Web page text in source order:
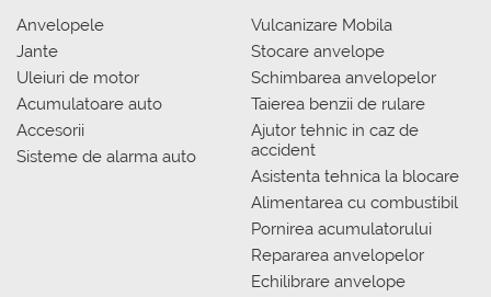
Anvelopele
Jante
Uleiuri de motor
Acumulatoare auto
Accesorii
Sisteme de alarma auto
Vulcanizare Mobila
Stocare anvelope
Schimbarea anvelopelor
Taierea benzii de rulare
Ajutor tehnic in caz de
accident
Asistenta tehnica la blocare
Alimentarea cu combustibil
Pornirea acumulatorului
Repararea anvelopelor
Echilibrare anvelope